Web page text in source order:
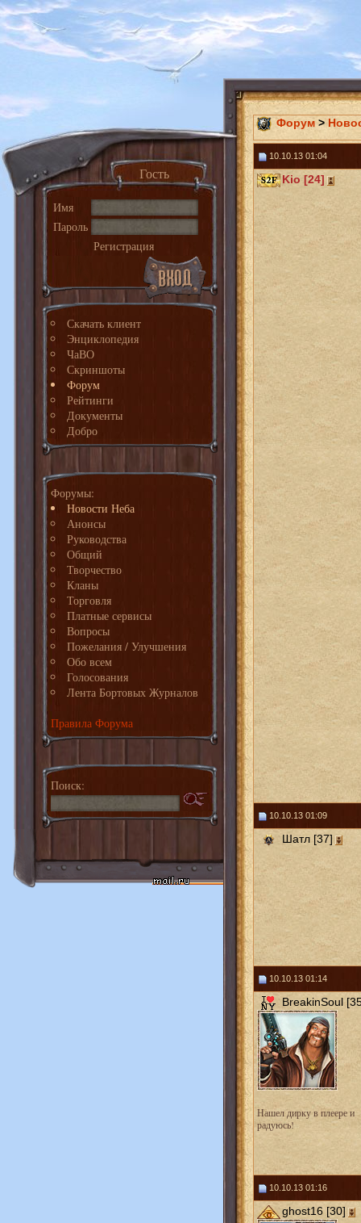
Гость
Имя
Пароль
Регистрация
Скачать клиент
Энциклопедия
ЧаВО
Скриншоты
Форум
Рейтинги
Документы
Добро
Форумы:
Новости Неба
Анонсы
Руководства
Общий
Творчество
Кланы
Торговля
Платные сервисы
Вопросы
Пожелания / Улучшения
Обо всем
Голосования
Лента Бортовых Журналов
Правила Форума
Поиск:
Форум >
10.10.13 01:04
Kio [24]
10.10.13 01:09
Шатл [37]
10.10.13 01:14
BreakinSoul
Нашел дирку в плеере и
радуюсь!
10.10.13 01:16
ghost16 [30]